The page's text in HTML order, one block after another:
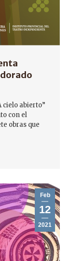
cielo abierto”
con el
obras que
Feb
12
2021